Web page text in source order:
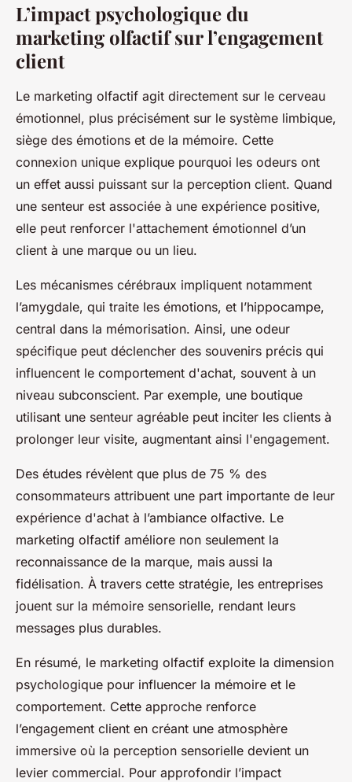
L’impact psychologique du
marketing olfactif sur l’engagement
client
Le marketing olfactif agit directement sur le cerveau
émotionnel, plus précisément sur le système limbique,
siège des émotions et de la mémoire. Cette
connexion unique explique pourquoi les odeurs ont
un effet aussi puissant sur la perception client. Quand
une senteur est associée à une expérience positive,
elle peut renforcer l'attachement émotionnel d’un
client à une marque ou un lieu.
Les mécanismes cérébraux impliquent notamment
l’amygdale, qui traite les émotions, et l’hippocampe,
central dans la mémorisation. Ainsi, une odeur
spécifique peut déclencher des souvenirs précis qui
influencent le comportement d'achat, souvent à un
niveau subconscient. Par exemple, une boutique
utilisant une senteur agréable peut inciter les clients à
prolonger leur visite, augmentant ainsi l'engagement.
Des études révèlent que plus de 75 % des
consommateurs attribuent une part importante de leur
expérience d'achat à l’ambiance olfactive. Le
marketing olfactif améliore non seulement la
reconnaissance de la marque, mais aussi la
fidélisation. À travers cette stratégie, les entreprises
jouent sur la mémoire sensorielle, rendant leurs
messages plus durables.
En résumé, le marketing olfactif exploite la dimension
psychologique pour influencer la mémoire et le
comportement. Cette approche renforce
l’engagement client en créant une atmosphère
immersive où la perception sensorielle devient un
levier commercial. Pour approfondir l’impact